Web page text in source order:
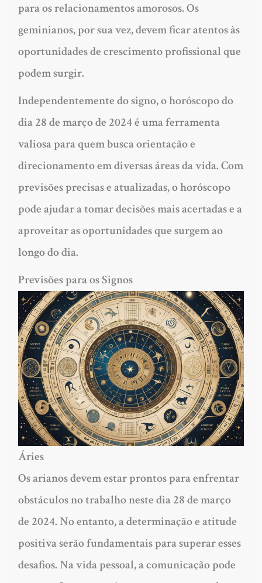
para os relacionamentos amorosos. Os
geminianos, por sua vez, devem ficar atentos às
oportunidades de crescimento profissional que
podem surgir.
Independentemente do signo, o horóscopo do
dia 28 de março de 2024 é uma ferramenta
valiosa para quem busca orientação e
direcionamento em diversas áreas da vida. Com
previsões precisas e atualizadas, o horóscopo
pode ajudar a tomar decisões mais acertadas e a
aproveitar as oportunidades que surgem ao
longo do dia.
Previsões para os Signos
Áries
Os arianos devem estar prontos para enfrentar
obstáculos no trabalho neste dia 28 de março
de 2024. No entanto, a determinação e atitude
positiva serão fundamentais para superar esses
desafios. Na vida pessoal, a comunicação pode